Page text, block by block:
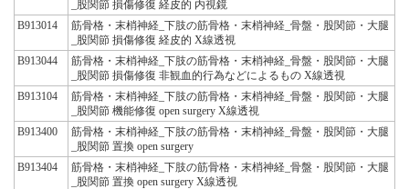
_股関節 損傷修復 経皮的 内視鏡
B913014
筋骨格・末梢神経_下肢の筋骨格・末梢神経_骨盤・股関節・大腿
_股関節 損傷修復 経皮的 X線透視
B913044
筋骨格・末梢神経_下肢の筋骨格・末梢神経_骨盤・股関節・大腿
_股関節 損傷修復 非観血的行為などによるもの X線透視
B913104
筋骨格・末梢神経_下肢の筋骨格・末梢神経_骨盤・股関節・大腿
_股関節 機能修復 open surgery X線透視
B913400
筋骨格・末梢神経_下肢の筋骨格・末梢神経_骨盤・股関節・大腿
_股関節 置換 open surgery
B913404
筋骨格・末梢神経_下肢の筋骨格・末梢神経_骨盤・股関節・大腿
_股関節 置換 open surgery X線透視